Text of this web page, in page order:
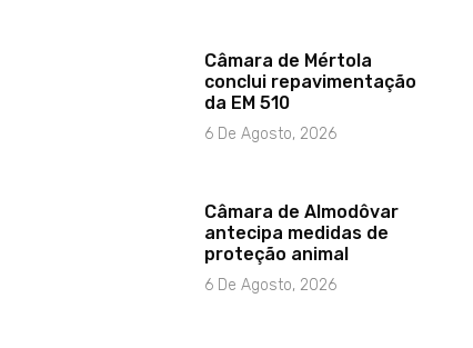
Câmara de Mértola
conclui repavimentação
da EM 510
6 De Agosto, 2026
Câmara de Almodôvar
antecipa medidas de
proteção animal
6 De Agosto, 2026